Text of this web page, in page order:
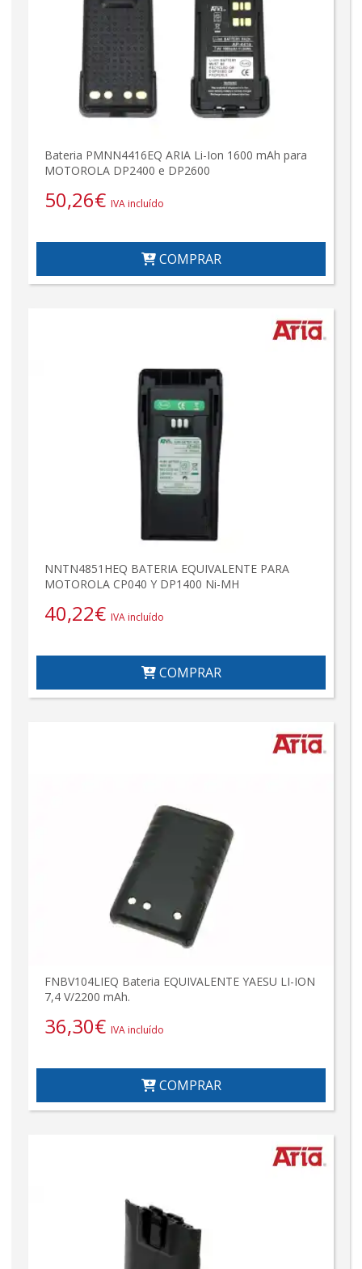
Bateria PMNN4416EQ ARIA Li-Ion 1600 mAh para
MOTOROLA DP2400 e DP2600
50,26€ IVA incluído
COMPRAR
NNTN4851HEQ BATERIA EQUIVALENTE PARA
MOTOROLA CP040 Y DP1400 Ni-MH
40,22€ IVA incluído
COMPRAR
FNBV104LIEQ Bateria EQUIVALENTE YAESU LI-ION
7,4 V/2200 mAh.
36,30€ IVA incluído
COMPRAR